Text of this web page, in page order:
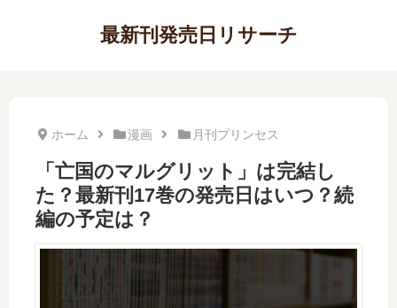
最新刊発売日リサーチ
ホーム 漫画 月刊プリンセス
「亡国のマルグリット」は完結し
た？最新刊17巻の発売日はいつ？続
編の予定は？